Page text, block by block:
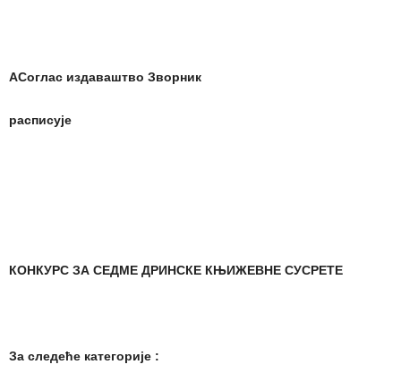
АСоглас издаваштво Зворник
расписује
КОНКУРС ЗА СЕДМЕ ДРИНСКЕ КЊИЖЕВНЕ СУСРЕТЕ
За следеће категорије :